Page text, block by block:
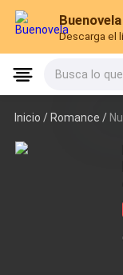
Buenovela
Descarga el
Busca lo
Inicio /Romance /